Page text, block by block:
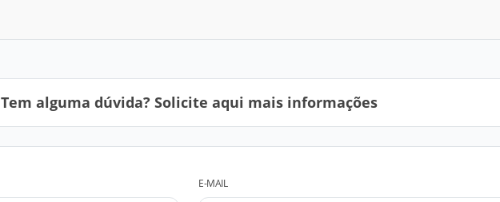
Tem alguma dúvida? Solicite aqui mais informações
E-MAIL